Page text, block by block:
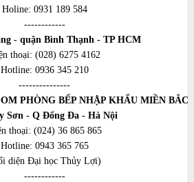
Holine: 0931 189 584
------------
- quận Bình Thạnh - TP HCM
thoại: (028) 6275 4162
Hotline: 0936 345 210
---------------
PHÒNG BẾP NHẬP KHẨU MIỀN BẮC
Sơn - Q Đống Đa - Hà Nội
thoại: (024) 36 865 865
Hotline: 0943 365 765
diện Đại học Thủy Lợi)
------------